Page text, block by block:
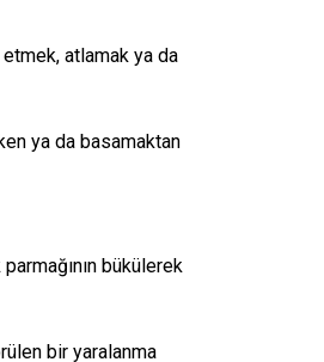
atlamak ya da
ya da basamaktan
bükülerek
bir yaralanma